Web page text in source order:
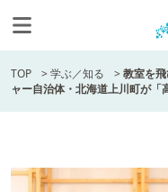
TOP >学ぶ／知る >教室を
ャー自治体・北海道上川町が「